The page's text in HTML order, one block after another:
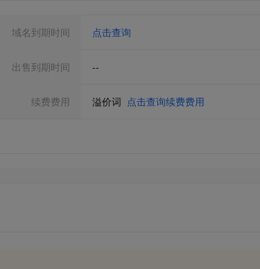
域名到期时间 点击查询
出售到期时间 --
续费费用 溢价词 点击查询续费费用